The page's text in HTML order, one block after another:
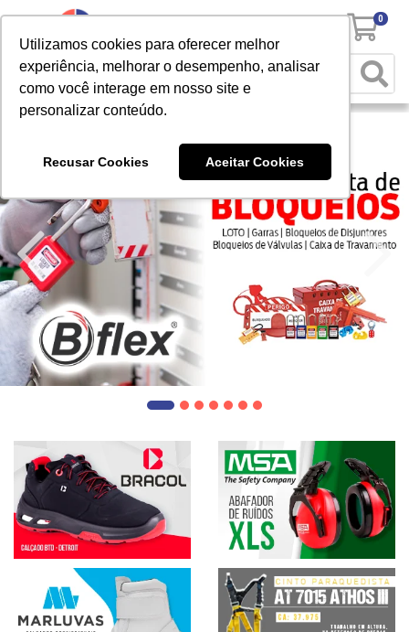
Utilizamos cookies para oferecer melhor
experiência, melhorar o desempenho, analisar
como você interage em nosso site e
personalizar conteúdo.
Recusar Cookies Aceitar Cookies
0